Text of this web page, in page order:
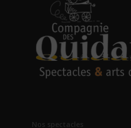
Nos spectacles